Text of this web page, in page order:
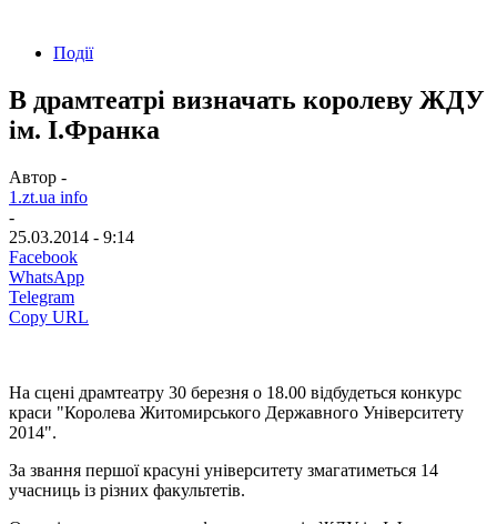
Події
В драмтеатрі визначать королеву ЖДУ
ім. І.Франка
Автор -
1.zt.ua info
-
25.03.2014 - 9:14
Facebook
WhatsApp
Telegram
Copy URL
На сцені драмтеатру 30 березня о 18.00 відбудеться конкурс
краси "Королева Житомирського Державного Університету
2014".
За звання першої красуні університету змагатиметься 14
учасниць із різних факультетів.